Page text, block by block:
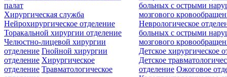
палат
больных с острыми
мозгового
Неврологическое
больных с острыми
мозгового
Хирургическая служба
Нейрохирургическое отделение
Торакальной хирургии отделение
Челюстно-лицевой хирургии
отделение Гнойной хирургии
отделение Хирургическое
отделение Травматологическое
Детское хирургическое
Детское
отделение Ожоговое